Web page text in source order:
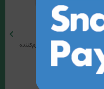
ژل لوبریکانت حجم‌دهنده و گرم‌کننده
بادیگارد (100میلی‌لیتر)